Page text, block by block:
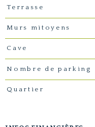
Terrasse
Murs mitoyens
Cave
Nombre de parking
Quartier